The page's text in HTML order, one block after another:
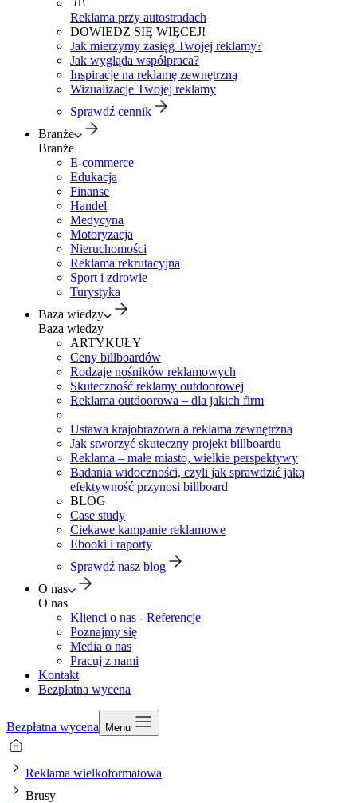
Reklama przy autostradach
DOWIEDZ SIĘ WIĘCEJ!
Jak mierzymy zasięg Twojej reklamy?
Jak wygląda współpraca?
Inspiracje na reklamę zewnętrzną
Wizualizacje Twojej reklamy
Sprawdź cennik
Branże
Branże
E-commerce
Edukacja
Finanse
Handel
Medycyna
Motoryzacja
Nieruchomości
Reklama rekrutacyjna
Sport i zdrowie
Turystyka
Baza wiedzy
Baza wiedzy
ARTYKUŁY
Ceny billboardów
Rodzaje nośników reklamowych
Skuteczność reklamy outdoorowej
Reklama outdoorowa – dla jakich firm
Ustawa krajobrazowa a reklama zewnętrzna
Jak stworzyć skuteczny projekt billboardu
Reklama – małe miasto, wielkie perspektywy
Badania widoczności, czyli jak sprawdzić jaką
efektywność przynosi billboard
BLOG
Case study
Ciekawe kampanie reklamowe
Ebooki i raporty
Sprawdź nasz blog
O nas
O nas
Klienci o nas - Referencje
Poznajmy się
Media o nas
Pracuj z nami
Kontakt
Bezpłatna wycena
Bezpłatna wycena Menu
Reklama wielkoformatowa
Brusy